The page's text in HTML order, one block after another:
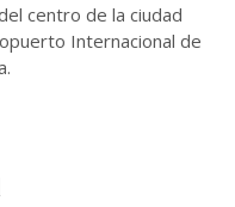
centro de la ciudad
Internacional de